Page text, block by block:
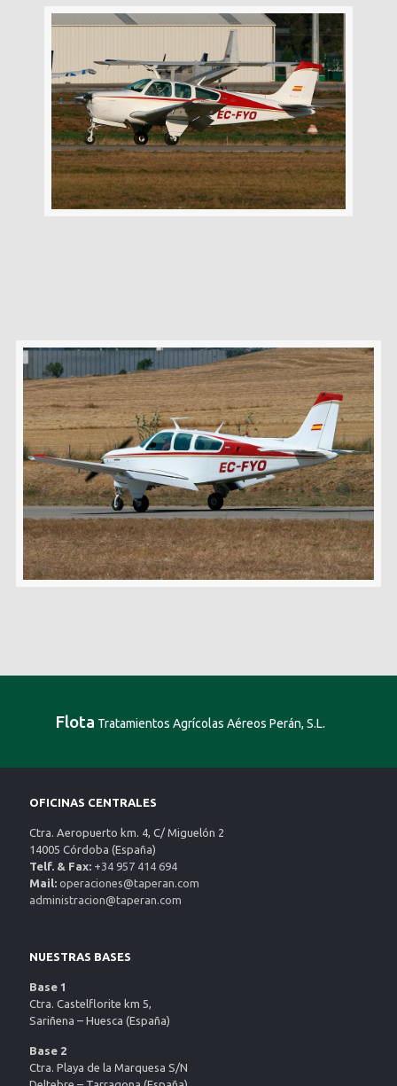
Flota Tratamientos Agrícolas Aéreos Perán, S.L.
OFICINAS CENTRALES
Ctra. Aeropuerto km. 4, C/ Miguelón 2
14005 Córdoba (España)
Telf. & Fax: +34 957 414 694
Mail: operaciones@taperan.com
administracion@taperan.com
NUESTRAS BASES
Base 1
Ctra. Castelflorite km 5,
Sariñena – Huesca (España)
Base 2
Ctra. Playa de la Marquesa S/N